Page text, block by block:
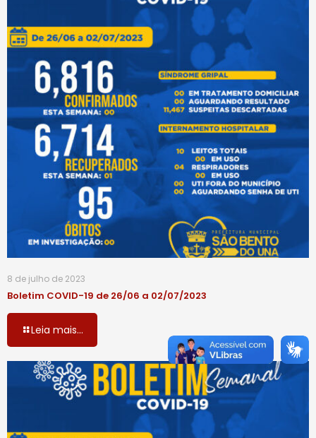
8 de julho de 2023
Boletim COVID-19 de 26/06 a 02/07/2023
Leia mais...